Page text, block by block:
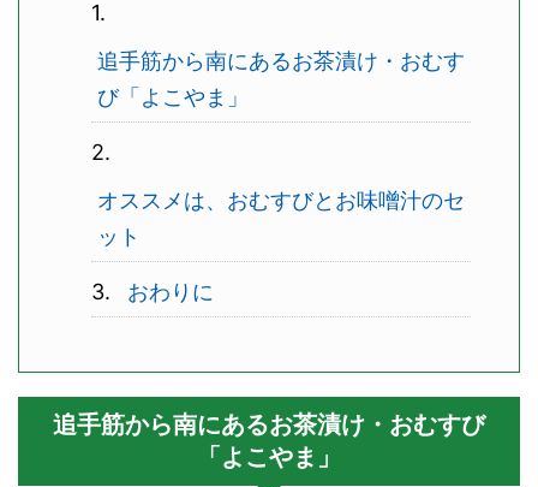
追手筋から南にあるお茶漬け・おむす
び「よこやま」
オススメは、おむすびとお味噌汁のセ
ット
おわりに
追手筋から南にあるお茶漬け・おむすび
「よこやま」